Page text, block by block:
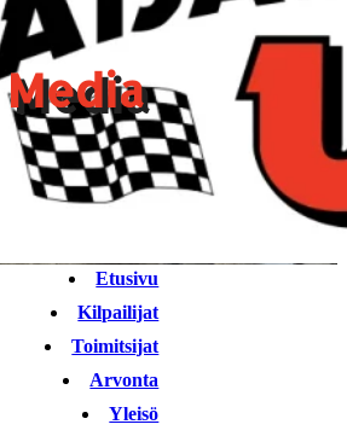
Etusivu
Kilpailijat
Toimitsijat
Arvonta
Yleisö
Media